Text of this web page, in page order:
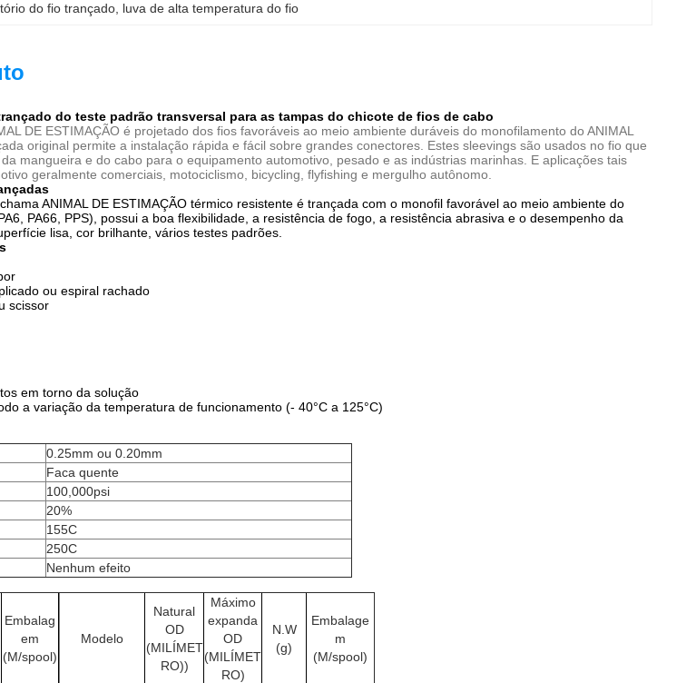
do fio trançado luva de alta temperatura do fio
do teste padrão transversal para as tampas do chicote de fios de cabo
DE ESTIMAÇÃO é projetado dos fios favoráveis ao meio ambiente duráveis do monofilamento do ANIMAL
original permite a instalação rápida e fácil sobre grandes conectores. Estes sleevings são usados no fio que
mangueira e do cabo para o equipamento automotivo, pesado e as indústrias marinhas. E aplicações tais
geralmente comerciais, motociclismo, bicycling, flyfishing e mergulho autônomo.
ANIMAL DE ESTIMAÇÃO térmico resistente é trançada com o monofil favorável ao meio ambiente do
PA66, PPS), possui a boa flexibilidade, a resistência de fogo, a resistência abrasiva e o desempenho da
lisa, cor brilhante, vários testes padrões.
ou espiral rachado
scissor
em torno da solução
a variação da temperatura de funcionamento (- 40°C a 125°C)
0.25mm ou 0.20mm
Faca quente
100,000psi
20%
155C
250C
Nenhum efeito
Embalag
em
(M/spool)
Modelo
Natural
OD
(MILÍMET
RO))
Máximo
expanda
OD
(MILÍMET
RO)
N.W
(g)
Embalage
m
(M/spool)